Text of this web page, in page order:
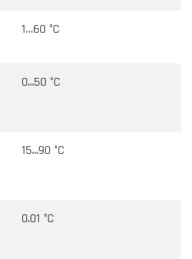
1…60 °C
0...50 °C
15...90 °C
0.01 °C